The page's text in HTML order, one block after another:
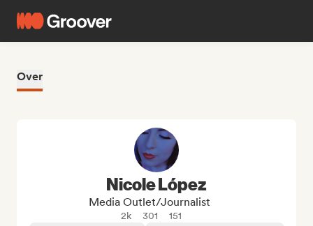
Over
Nicole López
Media Outlet/Journalist
2k 301
151